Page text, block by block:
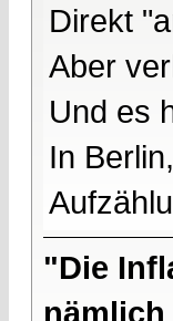
Direkt
Aber
Und es
In
"Die
nämlich